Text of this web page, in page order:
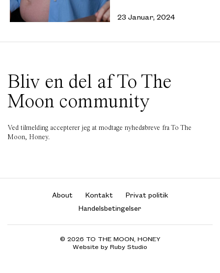
23 Januar, 2024
Bliv en del af To The
Moon community
Ved tilmelding accepterer jeg at modtage nyhedsbreve fra To The
Moon, Honey.
About Kontakt
Privat politik
Handelsbetingelser
© 2026 TO THE MOON, HONEY
Website by Ruby Studio